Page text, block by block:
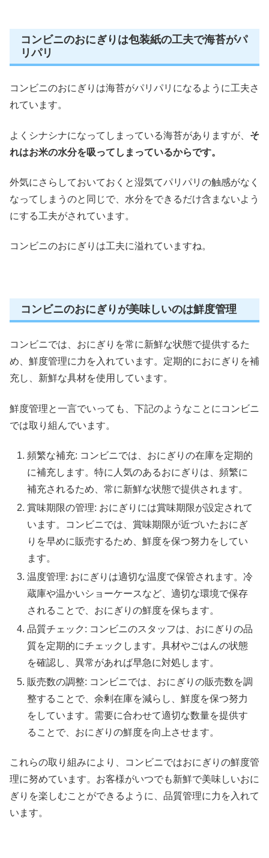
コンビニのおにぎりは包装紙の工夫で海苔がパ
リパリ
コンビニのおにぎりは海苔がパリパリになるように工夫さ
れています。
よくシナシナになってしまっている海苔がありますが、 そ
れはお米の水分を吸ってしまっているからです。
外気にさらしておいておくと湿気てパリパリの触感がなく
なってしまうのと同じで、水分をできるだけ含まないよう
にする工夫がされています。
コンビニのおにぎりは工夫に溢れていますね。
コンビニのおにぎりが美味しいのは鮮度管理
コンビニでは、おにぎりを常に新鮮な状態で提供するた
め、鮮度管理に力を入れています。定期的におにぎりを補
充し、新鮮な具材を使用しています。
鮮度管理と一言でいっても、下記のようなことにコンビニ
では取り組んでいます。
頻繁な補充: コンビニでは、おにぎりの在庫を定期的
に補充します。特に人気のあるおにぎりは、頻繁に
補充されるため、常に新鮮な状態で提供されます。
賞味期限の管理: おにぎりには賞味期限が設定されて
います。コンビニでは、賞味期限が近づいたおにぎ
りを早めに販売するため、鮮度を保つ努力をしてい
ます。
温度管理: おにぎりは適切な温度で保管されます。冷
蔵庫や温かいショーケースなど、適切な環境で保存
されることで、おにぎりの鮮度を保ちます。
品質チェック: コンビニのスタッフは、おにぎりの品
質を定期的にチェックします。具材やごはんの状態
を確認し、異常があれば早急に対処します。
販売数の調整: コンビニでは、おにぎりの販売数を調
整することで、余剰在庫を減らし、鮮度を保つ努力
をしています。需要に合わせて適切な数量を提供す
ることで、おにぎりの鮮度を向上させます。
これらの取り組みにより、コンビニではおにぎりの鮮度管
理に努めています。お客様がいつでも新鮮で美味しいおに
ぎりを楽しむことができるように、品質管理に力を入れて
います。